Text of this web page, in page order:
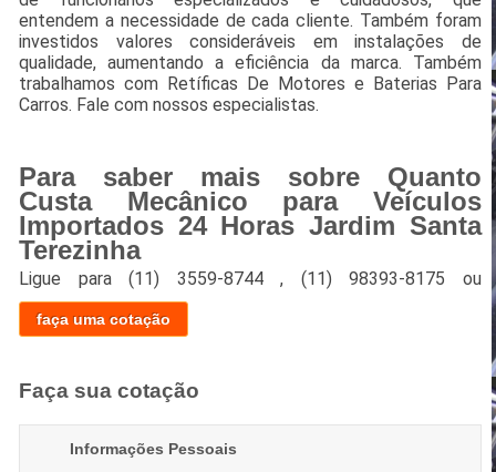
entendem a necessidade de cada cliente. Também foram
investidos valores consideráveis em instalações de
qualidade, aumentando a eficiência da marca. Também
trabalhamos com Retíficas De Motores e Baterias Para
Carros. Fale com nossos especialistas.
Para saber mais sobre Quanto
Custa Mecânico para Veículos
Importados 24 Horas Jardim Santa
Terezinha
Ligue para(11) 3559-8744 , (11) 98393-8175 ou
faça uma cotação
Faça sua cotação
Informações Pessoais